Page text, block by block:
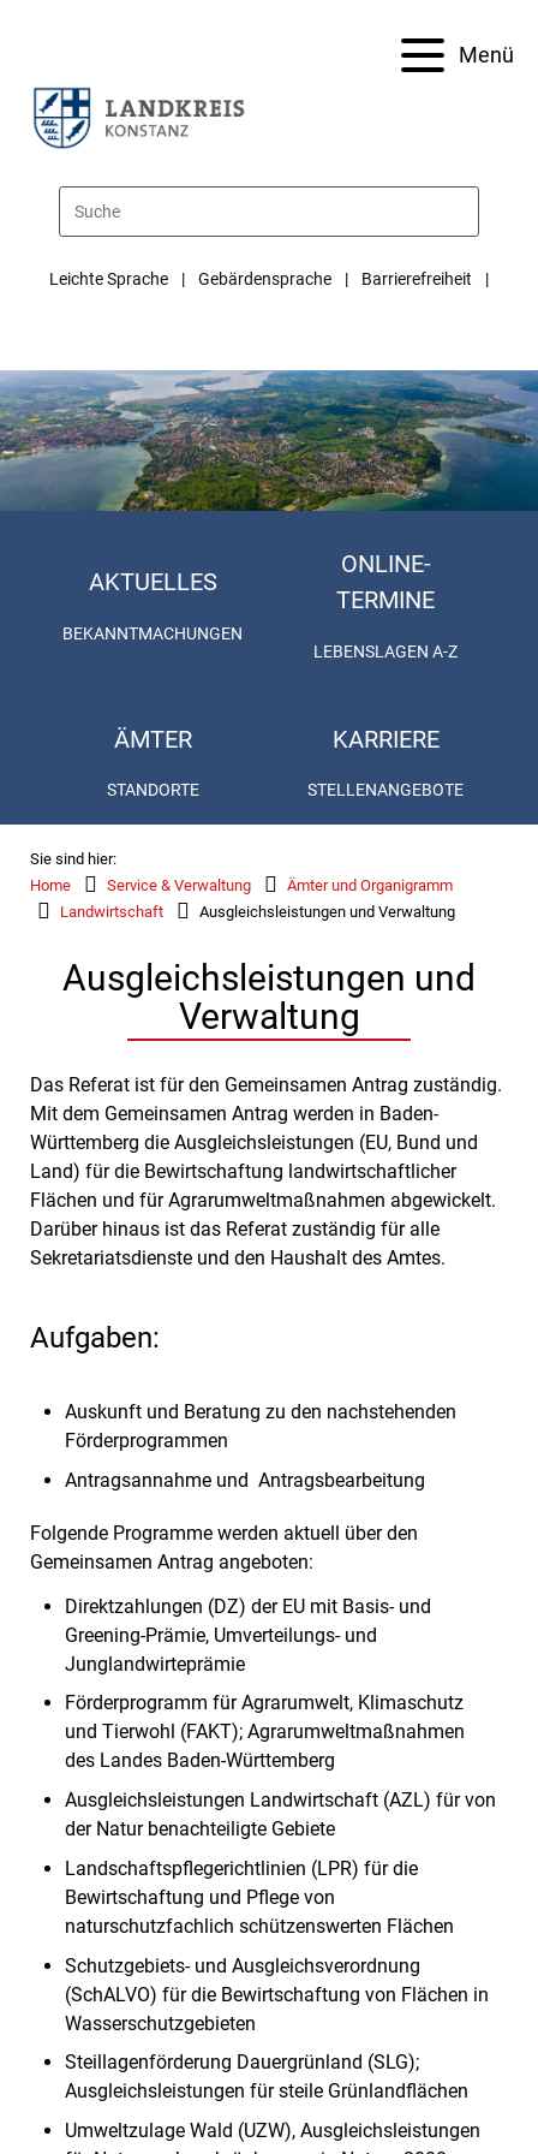
Menü
Leichte Sprache Gebärdensprache Barrierefreiheit
AKTUELLES
BEKANNTMACHUNGEN
ONLINE-
TERMINE
LEBENSLAGEN A-Z
ÄMTER
STANDORTE
KARRIERE
STELLENANGEBOTE
Sie sind hier:
Home
Service & Verwaltung
Ämter und Organigramm
Landwirtschaft
Ausgleichsleistungen und Verwaltung
Ausgleichsleistungen und
Verwaltung
Das Referat ist für den Gemeinsamen Antrag zuständig.
Mit dem Gemeinsamen Antrag werden in Baden-
Württemberg die Ausgleichsleistungen (EU, Bund und
Land) für die Bewirtschaftung landwirtschaftlicher
Flächen und für Agrarumweltmaßnahmen abgewickelt.
Darüber hinaus ist das Referat zuständig für alle
Sekretariatsdienste und den Haushalt des Amtes.
Aufgaben:
Auskunft und Beratung zu den nachstehenden
Förderprogrammen
Antragsannahme und Antragsbearbeitung
Folgende Programme werden aktuell über den
Gemeinsamen Antrag angeboten:
Direktzahlungen (DZ) der EU mit Basis- und
Greening-Prämie, Umverteilungs- und
Junglandwirteprämie
Förderprogramm für Agrarumwelt, Klimaschutz
und Tierwohl (FAKT); Agrarumweltmaßnahmen
des Landes Baden-Württemberg
Ausgleichsleistungen Landwirtschaft (AZL) für von
der Natur benachteiligte Gebiete
Landschaftspflegerichtlinien (LPR) für die
Bewirtschaftung und Pflege von
naturschutzfachlich schützenswerten Flächen
Schutzgebiets- und Ausgleichsverordnung
(SchALVO) für die Bewirtschaftung von Flächen in
Wasserschutzgebieten
Steillagenförderung Dauergrünland (SLG);
Ausgleichsleistungen für steile Grünlandflächen
Umweltzulage Wald (UZW), Ausgleichsleistungen